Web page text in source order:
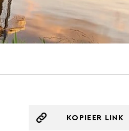
KOPIEER LINK